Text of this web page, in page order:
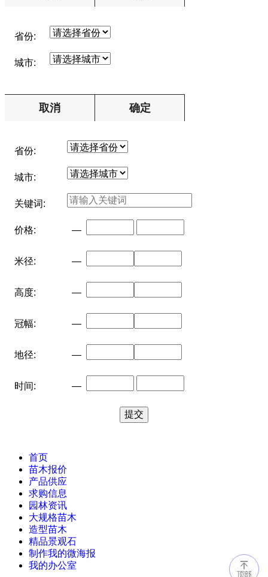
省份:
城市:
取消 确定
省份:
城市:
关键词:
价格: —
米径: —
高度: —
冠幅: —
地径: —
时间: —
首页
苗木报价
产品供应
求购信息
园林资讯
大规格苗木
造型苗木
精品景观石
制作我的微海报
我的办公室